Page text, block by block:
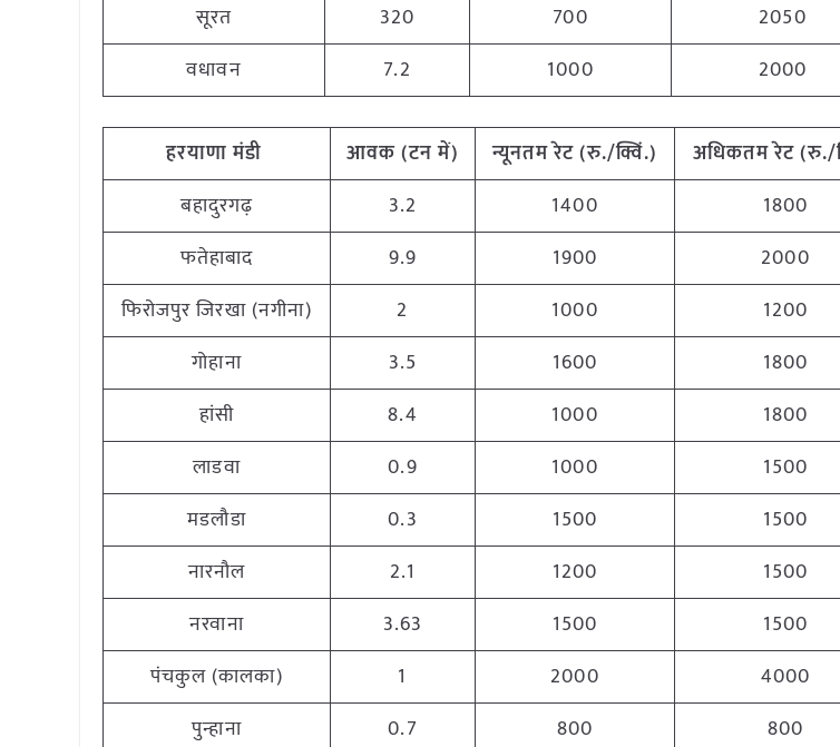
सूरत
320 700 2050
वधावन
7.2 1000 2000
हरयाणा मंडी आवक (टन में) न्यूनतम रेट (रु./क्विं.) अधिकतम रेट (रु./
बहादुरगढ़
3.2 1400 1800
फतेहाबाद
9.9 1900 2000
फिरोजपुर जिरखा (नगीना)
2 1000 1200
गोहाना
3.5 1600 1800
हांसी
8.4 1000 1800
लाडवा
0.9 1000 1500
मडलौडा
0.3 1500 1500
नारनौल
2.1 1200 1500
नरवाना
3.63 1500 1500
पंचकुल (कालका)
1 2000 4000
पुन्हाना
0.7 800 800